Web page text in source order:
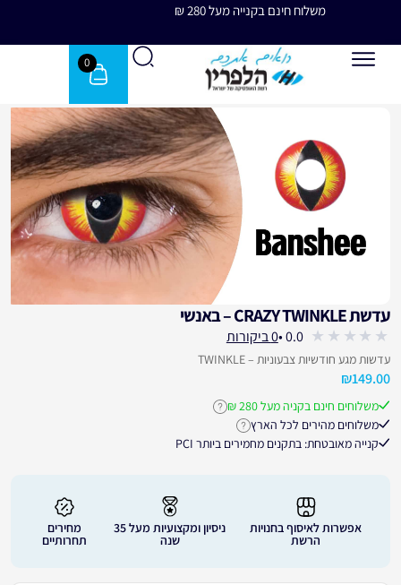
משלוח חינם בקנייה מעל 280 ₪
0
עדשת CRAZY TWINKLE – באנשי
out
of
0.0 • עבור לחוות דעת הלקוחות
0 ביקורות
עדשות מגע חודשיות צבעוניות – TWINKLE
₪149.00
משלוחים חינם בקניה מעל 280 ₪ לחץ לקבלת פרטים נוספים על משלוחים
משלוחים מהירים לכל הארץלחץ לקבלת פרטים נוספים על זמני אספקה
קנייה מאובטחת: בתקנים מחמירים ביותר PCI
מחירים
תחרותיים
ניסיון ומקצועיות מעל 35
שנה
אפשרות לאיסוף בחנויות
הרשת